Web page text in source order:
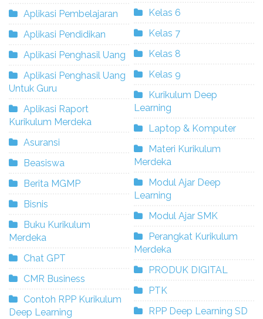
Aplikasi Pembelajaran
Aplikasi Pendidikan
Aplikasi Penghasil Uang
Aplikasi Penghasil Uang
Untuk Guru
Aplikasi Raport
Kurikulum Merdeka
Asuransi
Beasiswa
Berita MGMP
Bisnis
Buku Kurikulum
Merdeka
Chat GPT
CMR Business
Contoh RPP Kurikulum
Deep Learning
Kelas 6
Kelas 7
Kelas 8
Kelas 9
Kurikulum Deep
Learning
Laptop & Komputer
Materi Kurikulum
Merdeka
Modul Ajar Deep
Learning
Modul Ajar SMK
Perangkat Kurikulum
Merdeka
PRODUK DIGITAL
PTK
RPP Deep Learning SD